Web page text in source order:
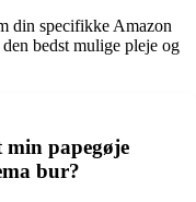
din specifikke Amazon
bedst mulige pleje og
papegøje
bur?